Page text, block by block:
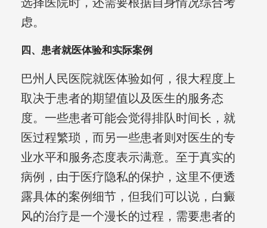
虑。
四、患者就医体验和实际案例
巴州人民医院就医体验如何，很大程度上
取决于患者的期望值以及医生的服务态
度。一些患者可能会觉得排队时间长，就
医过程繁琐，而另一些患者则对医生的专
业水平和服务态度表示满意。至于真实的
病例，由于医疗隐私的保护，这里不便透
露具体的案例细节，但我们可以说，白癜
风的治疗是一个漫长的过程，需要患者的